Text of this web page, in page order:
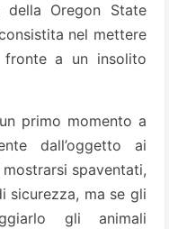
Oregon State
nel mettere
a un insolito
primo momento a
dall’oggetto ai
spaventati,
sicurezza, ma se gli
gli animali